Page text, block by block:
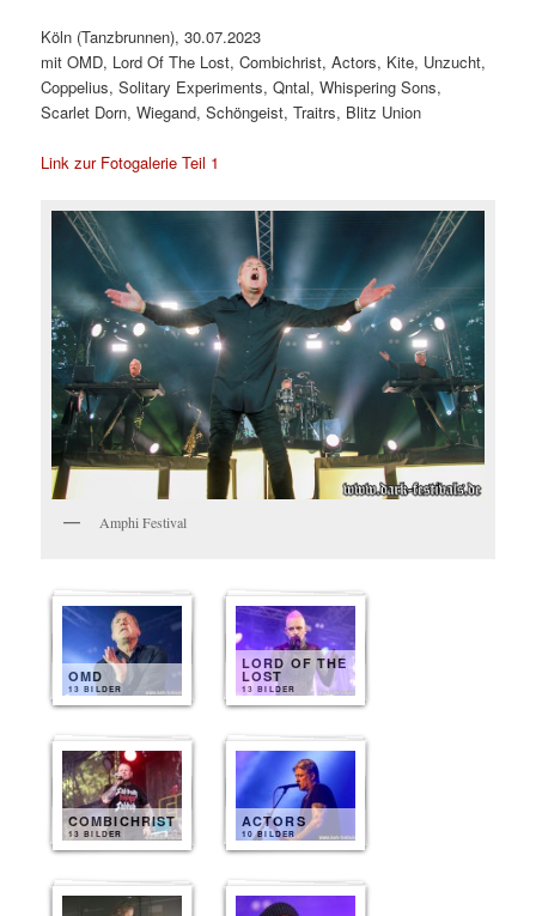
Köln (Tanzbrunnen), 30.07.2023
mit OMD, Lord Of The Lost, Combichrist, Actors, Kite, Unzucht,
Coppelius, Solitary Experiments, Qntal, Whispering Sons,
Scarlet Dorn, Wiegand, Schöngeist, Traitrs, Blitz Union
Link zur Fotogalerie Teil 1
Amphi Festival
OMD
13 BILDER
LORD OF THE
LOST
13 BILDER
COMBICHRIST
13 BILDER
ACTORS
10 BILDER